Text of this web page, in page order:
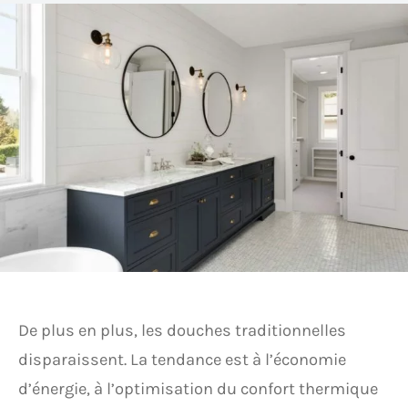
De plus en plus, les douches traditionnelles
disparaissent. La tendance est à l’économie
d’énergie, à l’optimisation du confort thermique